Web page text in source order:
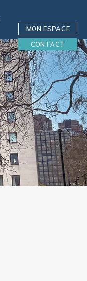
MON ESPACE
CONTACT